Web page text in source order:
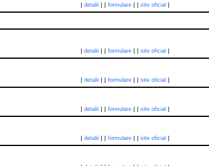
| detalii| | formulare| | site oficial|
| detalii| | formulare| | site oficial|
| detalii| | formulare| | site oficial|
| detalii| | formulare| | site oficial|
| detalii| | formulare| | site oficial|